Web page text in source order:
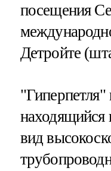
посещения
Детройте
"Гиперпетля"
находящийся
вид